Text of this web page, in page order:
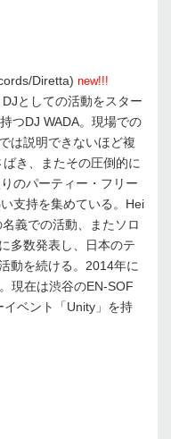
Diretta) new!!!
としての活動をスター
つDJ WADA。現場での
は説明できないほど複
き、またその圧倒的に
のパーティー・フリー
支持を集めている。Hei
義での活動、またソロ
多数発表し、日本のテ
動を続ける。2014年に
現在は渋谷のEN-SOF
ベント「Unity」を持